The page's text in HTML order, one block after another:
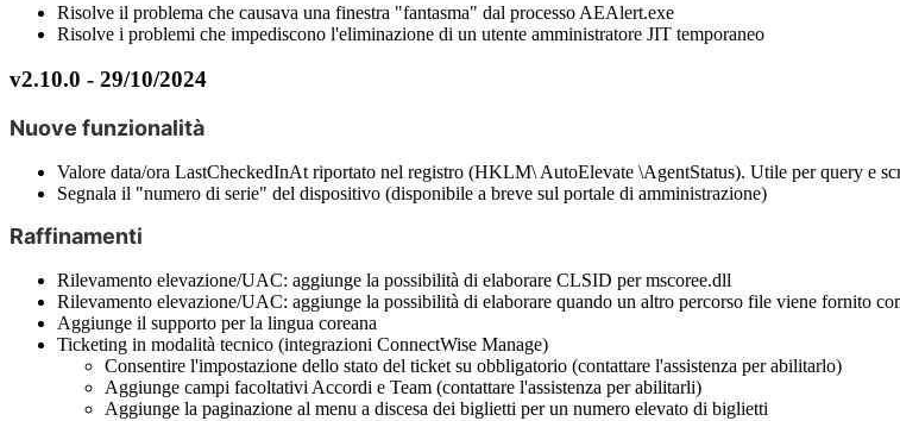
Risolve il problema che causava una finestra "fantasma" dal processo AEAlert.exe
Risolve i problemi che impediscono l'eliminazione di un utente amministratore JIT temporaneo
v2.10.0 - 29/10/2024
Nuove funzionalità
Valore data/ora LastCheckedInAt riportato nel registro (HKLM\ AutoElevate \AgentStatus). Utile per query e
Segnala il "numero di serie" del dispositivo (disponibile a breve sul portale di amministrazione)
Raffinamenti
Rilevamento elevazione/UAC: aggiunge la possibilità di elaborare CLSID per mscoree.dll
Rilevamento elevazione/UAC: aggiunge la possibilità di elaborare quando un altro percorso file viene fornito
Aggiunge il supporto per la lingua coreana
Ticketing in modalità tecnico (integrazioni ConnectWise Manage)
Consentire l'impostazione dello stato del ticket su obbligatorio (contattare l'assistenza per abilitarlo)
Aggiunge campi facoltativi Accordi e Team (contattare l'assistenza per abilitarli)
Aggiunge la paginazione al menu a discesa dei biglietti per un numero elevato di biglietti